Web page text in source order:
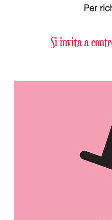
Per
Si invita a